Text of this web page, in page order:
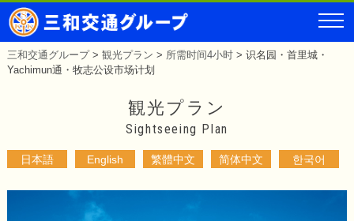
三和交通グループ> 観光プラン > 所需时间4小时> 识名园・首里城・
Yachimun通・牧志公设市场计划
観光プラン
Sightseeing Plan
English
日本語 한국어
简体中文
繁體中文